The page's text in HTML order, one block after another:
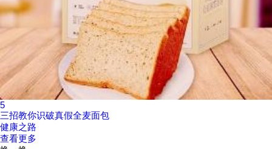
5
三招教你识破真假全麦面包
健康之路
查看更多